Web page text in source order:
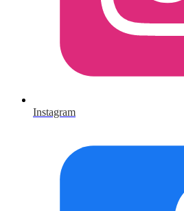
Instagram